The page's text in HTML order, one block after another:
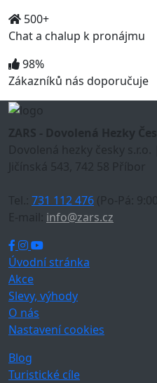
500+
Chat a chalup k pronájmu
98%
Zákazníků nás doporučuje
ZARS - Dovolená Hezky
Dovolená hezky česky s.r.o.
Jičínská 543, 742 58 Příbor
Tel.: 731 112 476 (Po-Pá:
E-mail: info@zars.cz
Úvodní stránka
Akce
Slevy, výhody
O nás
Nastavení cookies
Blog
Turistické cíle